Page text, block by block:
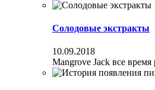
Солодовые экстракты
10.09.2018
Mangrove Jack все